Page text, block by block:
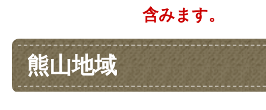
含みます。
熊山地域